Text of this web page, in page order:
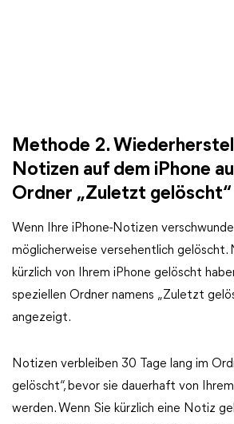
Methode 2.
Notizen auf dem iPhone
Ordner „Zuletzt gelöscht“
Wenn Ihre iPhone-Notizen
möglicherweise versehentlich gelöscht.
kürzlich von Ihrem iPhone gelöscht
speziellen Ordner namens „Zuletzt
angezeigt.
Notizen verbleiben 30 Tage lang im
gelöscht“, bevor sie dauerhaft von
werden. Wenn Sie kürzlich eine Notiz